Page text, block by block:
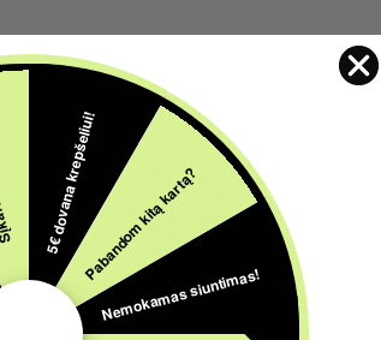
5€ dovana krepšeliui!Pabandom kitą kartą?
Nemokamas siuntimas!